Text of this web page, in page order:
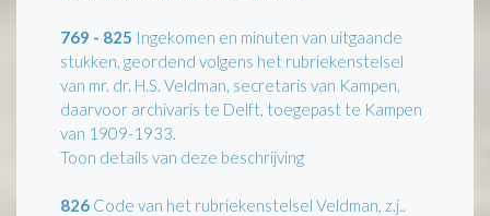
769 - 825 Ingekomen en minuten van uitgaande
stukken, geordend volgens het rubriekenstelsel
van mr. dr. H.S. Veldman, secretaris van Kampen,
daarvoor archivaris te Delft, toegepast te Kampen
van 1909-1933.
Toon details van deze beschrijving
826 Code van het rubriekenstelsel Veldman, z.j..